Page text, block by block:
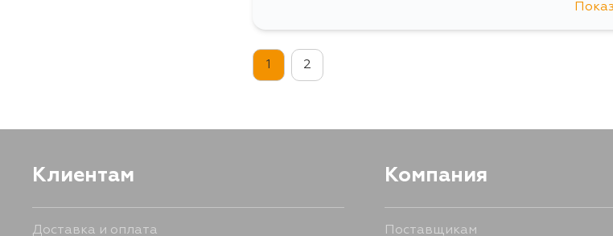
1 2
Клиентам
Доставка и оплата
Компания
Поставщикам